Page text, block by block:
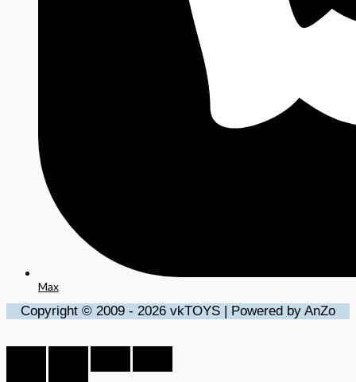
Max
Copyright © 2009 - 2026 vkTOYS | Powered by AnZo